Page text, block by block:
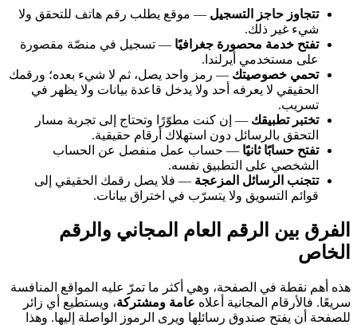
تتجاوز حاجز التسجيل — موقع يطلب رقم هاتف للتحقق ولا
شيء غير ذلك.
تفتح خدمة محصورة جغرافيًا — تسجيل في منصّة مقصورة
على مستخدمي أيرلندا.
تحمي خصوصيتك — رمز واحد يصل، ثم لا شيء بعده؛ ورقمك
الحقيقي لا يعرفه أحد ولا يدخل قاعدة بيانات ولا يظهر في
تسريب.
تختبر تطبيقك — إن كنت مطوّرًا وتحتاج إلى تجربة مسار
التحقق بالرسائل دون استهلاك أرقام حقيقية.
تفتح حسابًا ثانيًا — حساب عمل منفصل عن الحساب
الشخصي على التطبيق نفسه.
تتجنب الرسائل المزعجة — فلا يصل رقمك الحقيقي إلى
قوائم التسويق ولا يتسرّب في اختراق بيانات.
الفرق بين الرقم العام المجاني والرقم
الخاص
هذه أهم نقطة في الصفحة، وهي أكثر ما تمرّ عليه المواقع المنافسة
سريعًا. فالأرقام المجانية أعلاه عامة ومشتركة، ويستطيع أي زائر
للصفحة أن يفتح صندوق رسائلها ويرى الرموز الواصلة إليها. وهذا